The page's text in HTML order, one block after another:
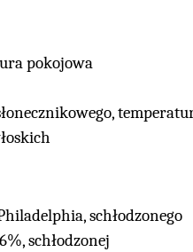
pokojowa
schłodzonego
schłodzonej